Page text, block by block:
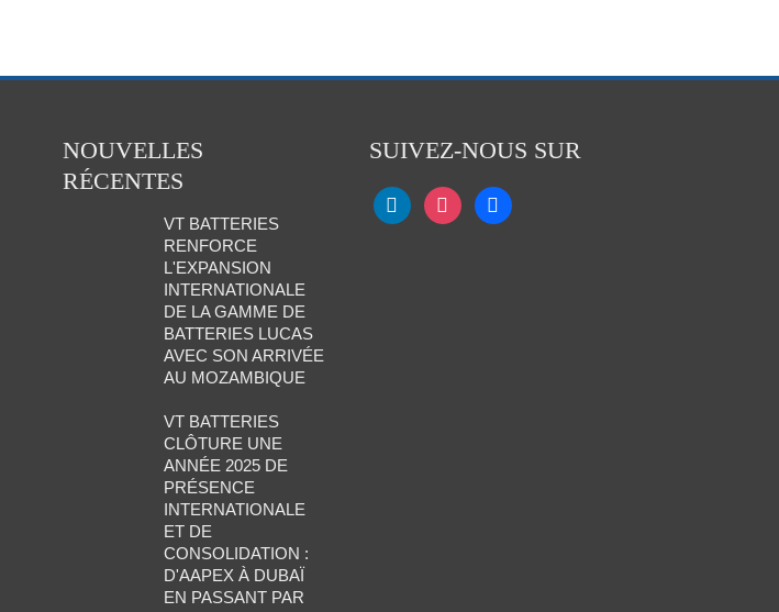
NOUVELLES
RÉCENTES
VT BATTERIES
RENFORCE
L'EXPANSION
INTERNATIONALE
DE LA GAMME DE
BATTERIES LUCAS
AVEC SON ARRIVÉE
AU MOZAMBIQUE
VT BATTERIES
CLÔTURE UNE
ANNÉE 2025 DE
PRÉSENCE
INTERNATIONALE
ET DE
CONSOLIDATION :
D'AAPEX À DUBAÏ
EN PASSANT PAR
SUIVEZ-NOUS SUR